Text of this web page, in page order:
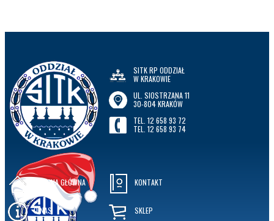
SITK RP ODDZIAŁ
W KRAKOWIE
UL. SIOSTRZANA 11
30-804 KRAKÓW
TEL. 12 658 93 72
TEL. 12 658 93 74
STRONA GŁÓWNA
O NAS
KONTAKT
SKLEP